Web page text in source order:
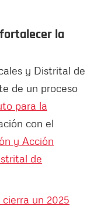
la
y Distrital de
de un proceso
para la
con el
y Acción
de
un 2025